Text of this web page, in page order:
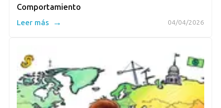
Comportamiento
04/04/2026
Leer más →